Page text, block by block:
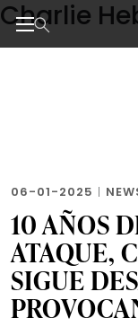
Skip
to
the
Charlie
06-01-2025 |
10 AÑOS
ATAQUE,
SIGUE